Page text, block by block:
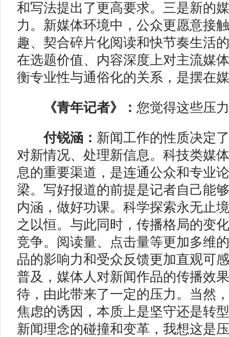
和写法提出了更高要求。三是新的
力。新媒体环境中，公众更愿意接
趣、契合碎片化阅读和快节奏生活
在选题价值、内容深度上对主流媒
衡专业性与通俗化的关系，是摆在
《青年记者》： 您觉得这些压
付锐涵： 新闻工作的性质决定
对新情况、处理新信息。科技类媒
息的重要渠道，是连通公众和专业
梁。写好报道的前提是记者自己能
内涵，做好功课。科学探索永无止
之以恒。与此同时，传播格局的变
竞争。阅读量、点击量等更加多维
品的影响力和受众反馈更加直观可
普及，媒体人对新闻作品的传播效
待，由此带来了一定的压力。当然
焦虑的诱因，本质上是坚守还是转
新闻理念的碰撞和变革，我想这是